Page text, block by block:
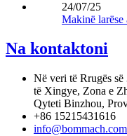
24/07/25
Makinë larëse
Na kontaktoni
Në veri të Rrugës
të Xingye, Zona e
Qyteti Binzhou,
+86 15215431616
info@bommach.com